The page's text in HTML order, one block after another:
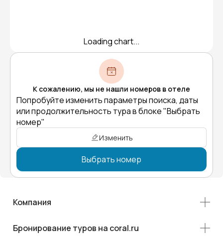
Loading chart...
К сожалению, мы не нашли номеров в отеле
Попробуйте изменить параметры поиска, даты
или продолжительность тура в блоке "Выбрать
номер"
Изменить
Выбрать номер
Компания
Бронирование туров на coral.ru